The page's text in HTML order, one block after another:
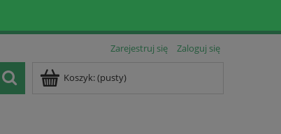
Zarejestruj się Zaloguj się
Koszyk:(pusty)